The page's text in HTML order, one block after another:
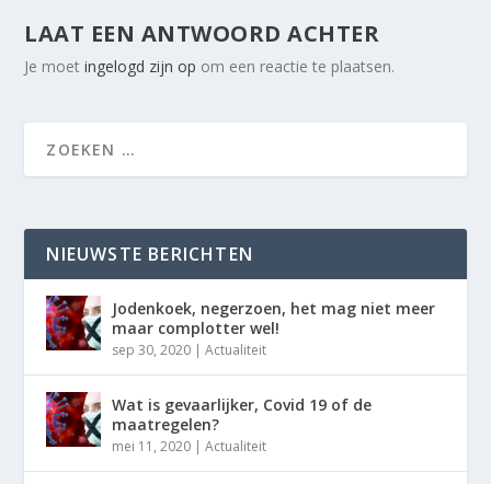
LAAT EEN ANTWOORD ACHTER
Je moetingelogd zijn op om een reactie te plaatsen.
NIEUWSTE BERICHTEN
Jodenkoek, negerzoen, het mag niet meer
maar complotter wel!
sep 30, 2020 |Actualiteit
Wat is gevaarlijker, Covid 19 of de
maatregelen?
mei 11, 2020 |Actualiteit